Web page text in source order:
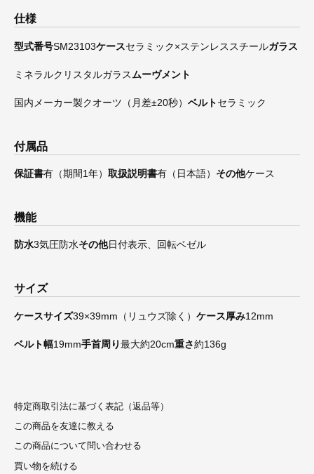
仕様
型式番号SM23103ケースセラミック×ステンレススチールガラス
ミネラルクリスタルガラスムーヴメント
国内メーカー製クオーツ（月差±20秒） ベルトセラミック
付属品
保証書有（期間1年） 取扱説明書有（日本語） その他ケース
機能
防水3気圧防水その他日付表示、回転ベゼル
サイズ
ケースサイズ39×39mm（リュウズ除く） ケース厚み12mm
ベルト幅19mm手首周り最大約20cm重さ約136g
特定商取引法に基づく表記（返品等）
この商品を友達に教える
この商品について問い合わせる
買い物を続ける